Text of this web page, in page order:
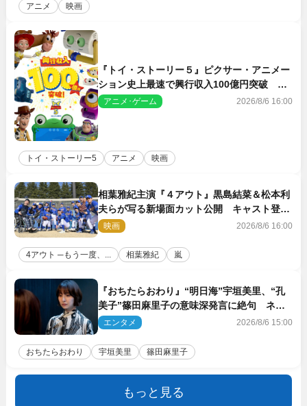
アニメ 映画
『トイ・ストーリー５』ピクサー・アニメー
ション史上最速で興行収入100億円突破 シ
リーズNo.1興収が目前
アニメ･ゲーム 2026/8/6 16:00
トイ・ストーリー5 アニメ 映画
相葉雅紀主演『４アウト』黒島結菜＆松本利
夫らが写る新場面カット公開 キャスト登壇
イベントも決定
映画 2026/8/6 16:00
4アウト ─もう一度、... 相葉雅紀 嵐
『おちたらおわり』“明日海”宇垣美里、“孔
美子”篠田麻里子の意味深発言に絶句 ネッ
ト驚き「まさか」「意外な展開」
エンタメ 2026/8/6 15:00
おちたらおわり 宇垣美里 篠田麻里子
もっと見る